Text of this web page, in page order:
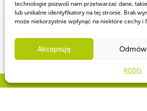
technologie pozwoli nam przetwarzać dane,
lub unikalne identyfikatory na tej stronie. Brak
może niekorzystnie wpłynąć na niektóre cechy i
Akceptuję Odmów
RODO